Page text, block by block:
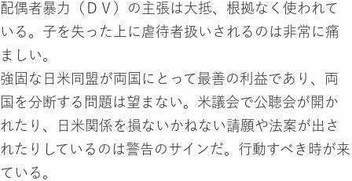
配偶者暴力（ＤＶ）の主張は大抵、根拠なく使われて
いる。子を失った上に虐待者扱いされるのは非常に痛
ましい。
強固な日米同盟が両国にとって最善の利益であり、両
国を分断する問題は望まない。米議会で公聴会が開か
れたり、日米関係を損ないかねない請願や法案が出さ
れたりしているのは警告のサインだ。行動すべき時が来
ている。